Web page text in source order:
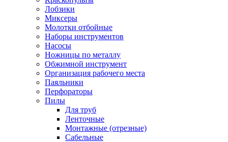
Лобзики
Миксеры
Молотки отбойные
Наборы инструментов
Насосы
Ножницы по металлу
Обжимной инструмент
Организация рабочего места
Паяльники
Перфораторы
Пилы
Для труб
Ленточные
Монтажные (отрезные)
Сабельные